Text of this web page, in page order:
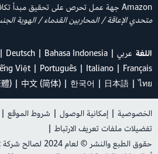
Amazon جهة عمل تحرص على تحقيق مبدأ تكافؤ الفرص:
متحدي الإعاقة / المحاربين القدماء / الهوية
اللغة عربي Bahasa Indonesia
Deutsch
Français
Italiano
Português
Việt
ไทย
日本語
한국어
中文 (简体)
)
الخصوصية | إمكانية الوصول | شروط الموقع |
تفضيلات ملفات تعريف الارتباط |